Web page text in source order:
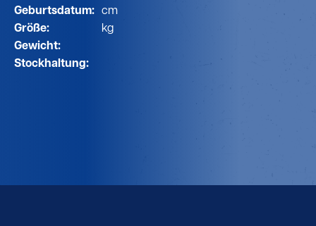
Geburtsdatum:
Größe:
Gewicht:
Stockhaltung:
cm
kg